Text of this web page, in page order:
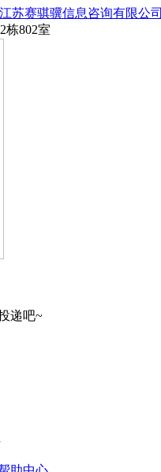
江苏赛骐骥信息咨询有限公司
栋802室
递吧~